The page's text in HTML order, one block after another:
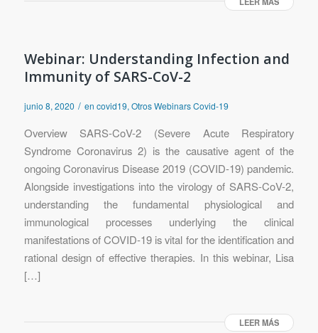
Webinar: Understanding Infection and
Immunity of SARS-CoV-2
junio 8, 2020 / en covid19, Otros Webinars Covid-19
Overview SARS-CoV-2 (Severe Acute Respiratory
Syndrome Coronavirus 2) is the causative agent of the
ongoing Coronavirus Disease 2019 (COVID-19) pandemic.
Alongside investigations into the virology of SARS-CoV-2,
understanding the fundamental physiological and
immunological processes underlying the clinical
manifestations of COVID-19 is vital for the identification and
rational design of effective therapies. In this webinar, Lisa
[…]
LEER MÁS